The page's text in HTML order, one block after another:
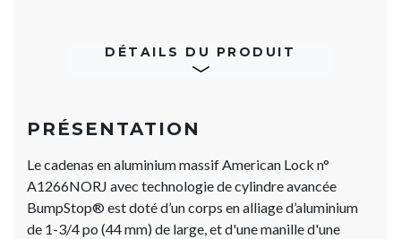
DÉTAILS DU PRODUIT
PRÉSENTATION
Le cadenas en aluminium massif American Lock n°
A1266NORJ avec technologie de cylindre avancée
BumpStop® est doté d’un corps en alliage d’aluminium
de 1-3/4 po (44 mm) de large, et d'une manille d'une